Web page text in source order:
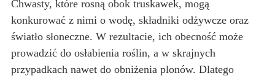
Chwasty, które rosną obok truskawek, mogą
konkurować z nimi o wodę, składniki odżywcze oraz
światło słoneczne. W rezultacie, ich obecność może
prowadzić do osłabienia roślin, a w skrajnych
przypadkach nawet do obniżenia plonów. Dlatego